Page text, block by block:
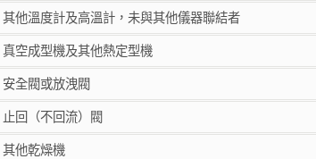
其他溫度計及高溫計，未與其他儀器聯結者
真空成型機及其他熱定型機
安全閥或放洩閥
止回（不回流）閥
其他乾燥機